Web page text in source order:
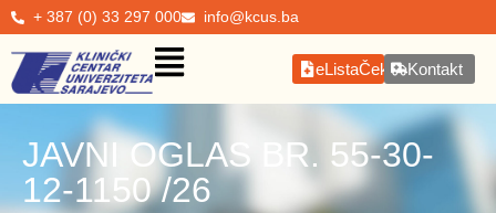
+ 387 (0) 33 297 000 info@kcus.ba
eListaČekanjaKontakt
JAVNI OGLAS BR. 55-30-
12-1150 /26